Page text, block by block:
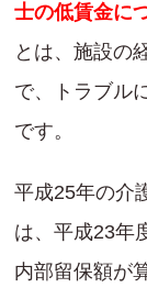
士の低賃金に
とは、施設の
で、トラブル
です。
平成25年の介
は、平成23年
内部留保額が